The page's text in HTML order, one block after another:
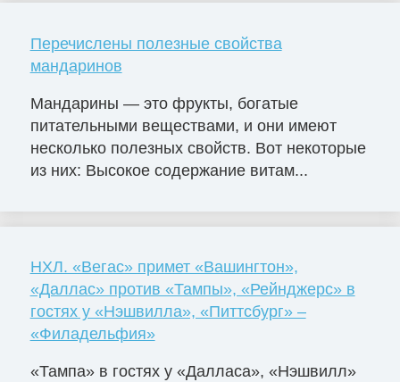
Перечислены полезные свойства
мандаринов
Мандарины — это фрукты, богатые
питательными веществами, и они имеют
несколько полезных свойств. Вот некоторые
из них: Высокое содержание витам...
НХЛ. «Вегас» примет «Вашингтон»,
«Даллас» против «Тампы», «Рейнджерс» в
гостях у «Нэшвилла», «Питтсбург» –
«Филадельфия»
«Тампа» в гостях у «Далласа», «Нэшвилл»